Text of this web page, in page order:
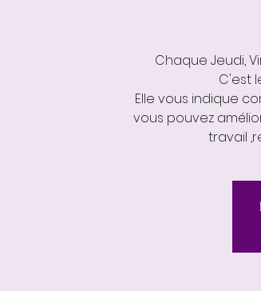
Chaque Jeudi,
C'est
Elle vous indique
vous pouvez
travail